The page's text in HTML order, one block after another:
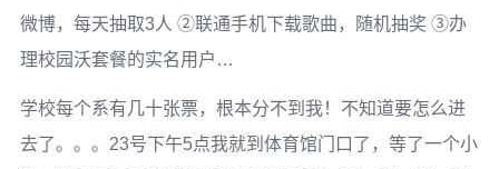
微博，每天抽取3人 ②联通手机下载歌曲，随机抽奖 ③办
理校园沃套餐的实名用户…
学校每个系有几十张票，根本分不到我！不知道要怎么进
去了。。。23号下午5点我就到体育馆门口了，等了一个小